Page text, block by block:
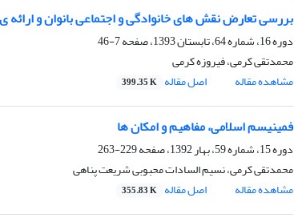
بررسی تعارض نقش های خانوادگی و اجتماعی بانوان و
دوره 16، شماره 64، تابستان 1393، صفحه
7-46
محمدتقی کرمی، فیروزه کرمی
مشاهده مقاله
اصل مقاله 399.35 K
فمینیسم اسلامی، مفاهیم و امکان ها
دوره 15، شماره 59، بهار 1392، صفحه
229-263
محمدتقی کرمی، نسیم السادات محبوبی شریعت پناهی
مشاهده مقاله
اصل مقاله 355.83 K